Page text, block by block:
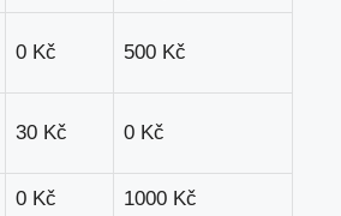
0 Kč 500 Kč
30 Kč 0 Kč
0 Kč 1000 Kč